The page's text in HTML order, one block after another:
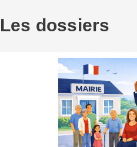
Les dossiers